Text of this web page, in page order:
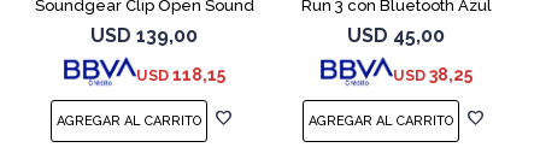
Soundgear Clip Open Sound
Azul
USD 139,00
USD 118,15
Run 3 con Bluetooth Azul
USD 45,00
USD 38,25